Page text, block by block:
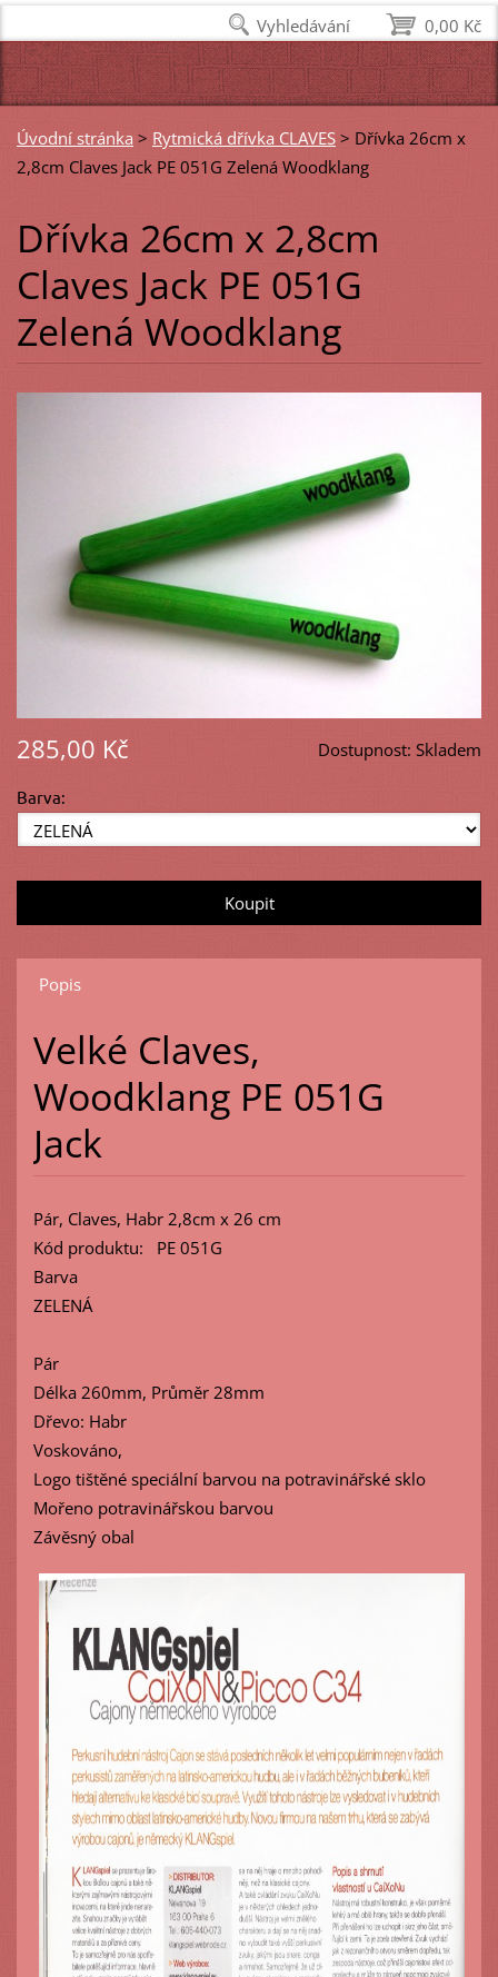
Úvodní stránka > Rytmická dřívka CLAVES > Dřívka 26cm x
2,8cm Claves Jack PE 051G Zelená Woodklang
Dřívka 26cm x 2,8cm
Claves Jack PE 051G
Zelená Woodklang
Dostupnost: Skladem
285,00 Kč
Barva:
Popis
Velké Claves,
Woodklang PE 051G
Jack
Pár, Claves, Habr 2,8cm x 26 cm
Kód produktu: PE 051G
Barva
ZELENÁ
Pár
Délka 260mm, Průměr 28mm
Dřevo: Habr
Voskováno,
Logo tištěné speciální barvou na potravinářské sklo
Mořeno potravinářskou barvou
Závěsný obal
0,00 Kč
Vyhledávání